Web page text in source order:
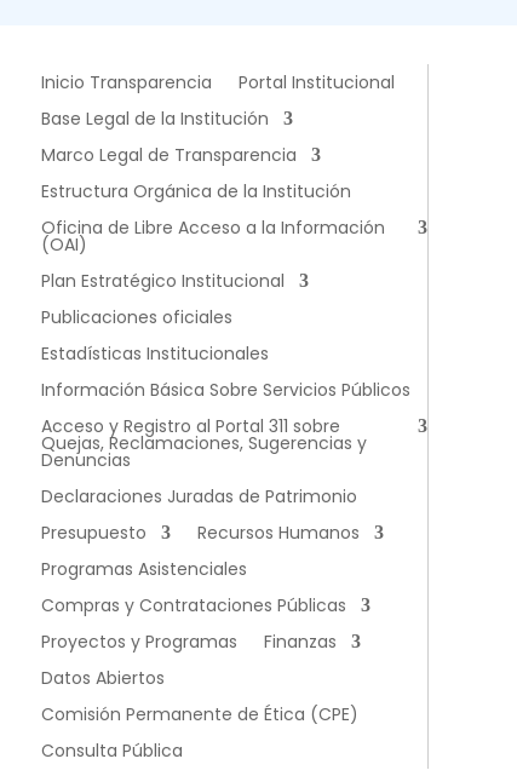
Inicio Transparencia
Portal Institucional
Base Legal de la Institución
Marco Legal de Transparencia
Estructura Orgánica de la Institución
Oficina de Libre Acceso a la Información
(OAI)
Plan Estratégico Institucional
Publicaciones oficiales
Estadísticas Institucionales
Información Básica Sobre Servicios Públicos
Acceso y Registro al Portal 311 sobre
Quejas, Reclamaciones, Sugerencias y
Denuncias
Declaraciones Juradas de Patrimonio
Presupuesto
Recursos Humanos
Programas Asistenciales
Compras y Contrataciones Públicas
Proyectos y Programas
Finanzas
Datos Abiertos
Comisión Permanente de Ética (CPE)
Consulta Pública